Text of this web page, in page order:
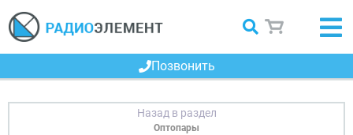
Позвонить
Оптопары